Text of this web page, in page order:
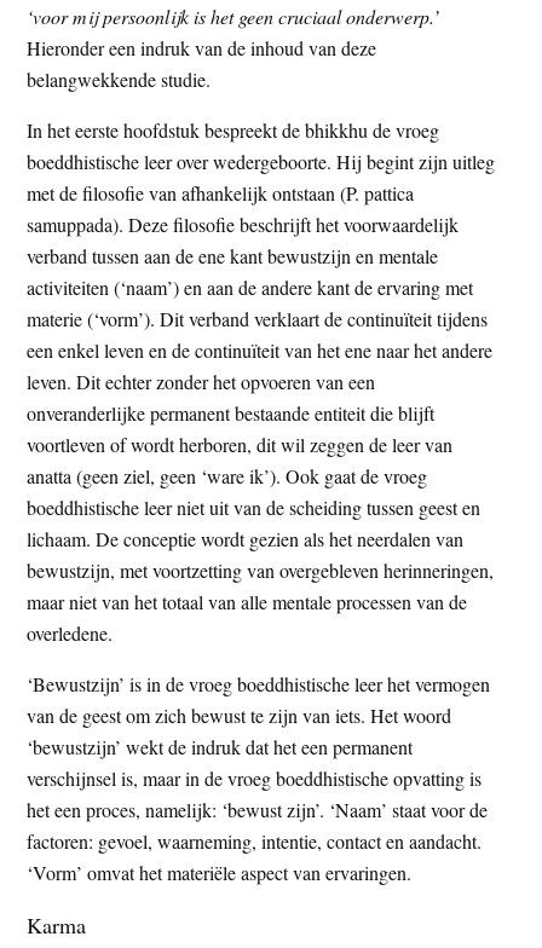
‘voor mij persoonlijk is het geen cruciaal onderwerp.’
Hieronder een indruk van de inhoud van deze
belangwekkende studie.
In het eerste hoofdstuk bespreekt de bhikkhu de vroeg
boeddhistische leer over wedergeboorte. Hij begint zijn uitleg
met de filosofie van afhankelijk ontstaan (P. pattica
samuppada). Deze filosofie beschrijft het voorwaardelijk
verband tussen aan de ene kant bewustzijn en mentale
activiteiten (‘naam’) en aan de andere kant de ervaring met
materie (‘vorm’). Dit verband verklaart de continuïteit tijdens
een enkel leven en de continuïteit van het ene naar het andere
leven. Dit echter zonder het opvoeren van een
onveranderlijke permanent bestaande entiteit die blijft
voortleven of wordt herboren, dit wil zeggen de leer van
anatta (geen ziel, geen ‘ware ik’). Ook gaat de vroeg
boeddhistische leer niet uit van de scheiding tussen geest en
lichaam. De conceptie wordt gezien als het neerdalen van
bewustzijn, met voortzetting van overgebleven herinneringen,
maar niet van het totaal van alle mentale processen van de
overledene.
‘Bewustzijn’ is in de vroeg boeddhistische leer het vermogen
van de geest om zich bewust te zijn van iets. Het woord
‘bewustzijn’ wekt de indruk dat het een permanent
verschijnsel is, maar in de vroeg boeddhistische opvatting is
het een proces, namelijk: ‘bewust zijn’. ‘Naam’ staat voor de
factoren: gevoel, waarneming, intentie, contact en aandacht.
‘Vorm’ omvat het materiële aspect van ervaringen.
Karma